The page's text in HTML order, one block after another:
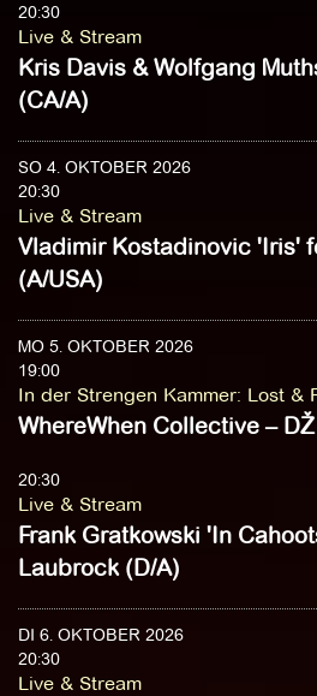
20:30
Live & Stream
Kris Davis & Wolfgang
(CA/A)
SO 4. OKTOBER 2026
20:30
Live & Stream
Vladimir Kostadinovic 'Iris'
(A/USA)
MO 5. OKTOBER 2026
19:00
In der Strengen Kammer: Lost &
WhereWhen Collective – DŽ
20:30
Live & Stream
Frank Gratkowski 'In
Laubrock (D/A)
DI 6. OKTOBER 2026
20:30
Live & Stream